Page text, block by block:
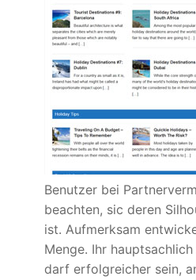
Benutzer bei
beachten, sic deren
ist. Aufmerksam
Menge. Ihr
darf erfolgreicher sein,